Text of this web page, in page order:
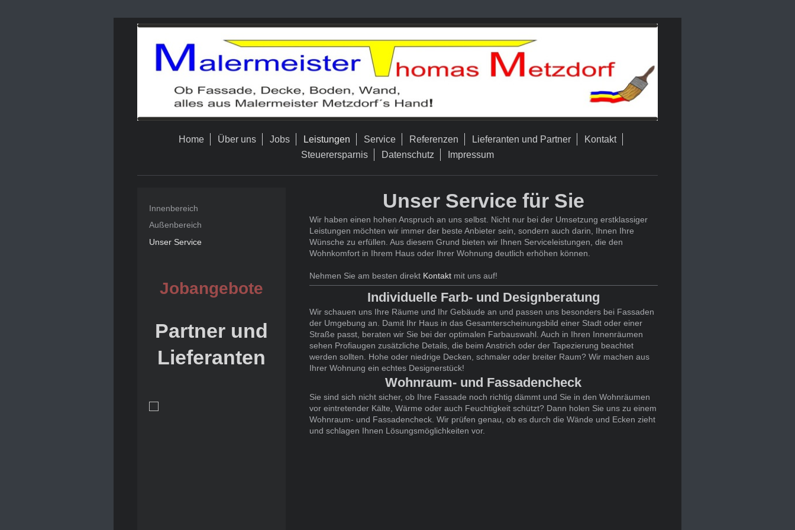
Home Über uns Jobs Leistungen Service Referenzen Lieferanten und Partner
Kontakt
Steuerersparnis
Datenschutz Impressum
Unser Service für Sie
Wir haben einen hohen Anspruch an uns selbst. Nicht nur bei der Umsetzung erstklassiger
Leistungen möchten wir immer der beste Anbieter sein, sondern auch darin, Ihnen Ihre
Wünsche zu erfüllen. Aus diesem Grund bieten wir Ihnen Serviceleistungen, die den
Wohnkomfort in Ihrem Haus oder Ihrer Wohnung deutlich erhöhen können.
Nehmen Sie am besten direkt Kontaktmit uns auf!
Individuelle Farb- und Designberatung
Wir schauen uns Ihre Räume und Ihr Gebäude an und passen uns besonders bei Fassaden
der Umgebung an. Damit Ihr Haus in das Gesamterscheinungsbild einer Stadt oder einer
Straße passt, beraten wir Sie bei der optimalen Farbauswahl. Auch in Ihren Innenräumen
sehen Profiaugen zusätzliche Details, die beim Anstrich oder der Tapezierung beachtet
werden sollten. Hohe oder niedrige Decken, schmaler oder breiter Raum? Wir machen aus
Ihrer Wohnung ein echtes Designerstück!
Wohnraum- und Fassadencheck
Sie sind sich nicht sicher, ob Ihre Fassade noch richtig dämmt und Sie in den Wohnräumen
vor eintretender Kälte, Wärme oder auch Feuchtigkeit schützt? Dann holen Sie uns zu einem
Wohnraum- und Fassadencheck. Wir prüfen genau, ob es durch die Wände und Ecken zieht
und schlagen Ihnen Lösungsmöglichkeiten vor.
Innenbereich
Außenbereich
Unser Service
Jobangebote
Partner und
Lieferanten